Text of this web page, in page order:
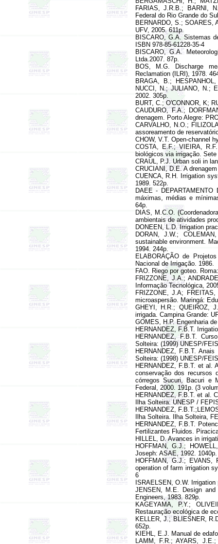
FARIAS, J.R.B.; BARNI,
Federal do Rio Grande do
BERNARDO, S.; SOARES,
UFV, 2005. 611p.
BISCARO, G.A. Sistemas
ISBN 978-85-61228-35-4
BISCARO, G.A.
Ltda.2007. 87p.
BOS, M.G. Discharge
Reclamation (ILRI), 1978.
BRAGA, B.;
NUCCI, N.; JULIANO, N.;
2002. 305p.
BURT, C.; O'CONNOR, K;
CAUDURO, F.A.;
drenagem. Porto Alegre:
CARVALHO, N.O.;
assoreamento de
CHOW, V.T. Open-channel
COSTA, E.F.; VIEIRA,
biológicos via irrigação.
CRAUL, P.J. Urban soli in
CRUCIANI, D.E. A
CUENCA, R.H. Irrigation
1989. 522p.
DAEE -
máximas, médias e
64p.
DIAS, M.C.O.
ambientais de atividades
DONEEN, L.D. Irrigation
DORAN, J.W.;
sustainable environment.
1994. 244p.
ELABORAÇÃO de
Nacional de Irrigação. 1986.
FAO. Riego por goteo.
FRIZZONE, J.A.;
Informação Tecnológica,
FRIZZONE, J.A; FREITAS,
microaspersão. Maringá:
GHEYI, H.R.; QUEIROZ,
irrigada. Campina Grande:
GOMES, H.P. Engenharia
HERNANDEZ, F.B.T.
HERNANDEZ, F.B.T.
Solteira: (1999) UNESP/
HERNANDEZ, F.B.T.Anais
Solteira: (1998) UNESP/
HERNANDEZ, F.B.T. et al.
conservação dos recursos
córregos Sucuri, Bacuri e
Federal, 2000. 191p. (3
HERNANDEZ, F.B.T. et al.
Ilha Solteira: UNESP /
HERNANDEZ,
Ilha Solteira. Ilha Solteira,
HERNANDEZ, F.B.T.
Fertilizantes Fluidos.
HILLEL, D. Avances in
HOFFMAN, G.J.;
Joseph: ASAE, 1992. 1040p.
HOFFMAN, G.J.;
operation of farm irrigation
6
ISRAELSEN, O.W.
JENSEN, M.E. Design
Engineers, 1983. 829p.
KAGEYAMA, P.Y.;
Restauração ecológica de
KELLER, J.; BLIESNER,
652p.
KIEHL, E.J. Manual de
LAMM, F.R.; AYARS,